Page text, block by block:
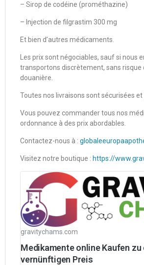
– Sirop de codéine (prométhazine)
– Injection de filgrastim 300 mg
Et bien d’autres médicaments.
Les prix sont négociables, sauf si nous
transportons discrètement, sans risque
douanière.
Toutes nos livraisons sont sécurisées et
Vous pouvez commander tous nos
ordonnance à des prix abordables.
Contactez-nous à :
Visitez notre boutique : https://
gravitychams.com
Medikamente online Kaufen zu
vernünftigen Preis